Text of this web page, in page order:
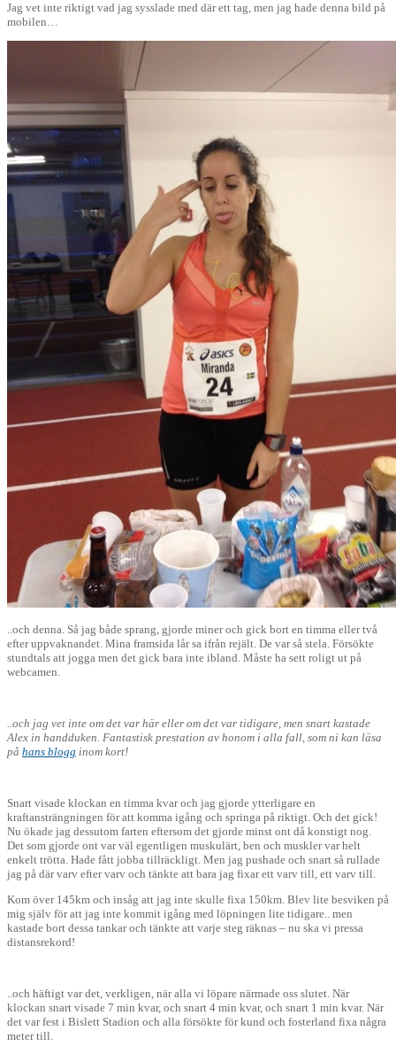
Jag vet inte riktigt vad jag sysslade med där ett tag, men jag hade denna bild på
mobilen…
..och denna. Så jag både sprang, gjorde miner och gick bort en timma eller två
efter uppvaknandet. Mina framsida lår sa ifrån rejält. De var så stela. Försökte
stundtals att jogga men det gick bara inte ibland. Måste ha sett roligt ut på
webcamen.
..och jag vet inte om det var här eller om det var tidigare, men snart kastade
Alex in handduken. Fantastisk prestation av honom i alla fall, som ni kan läsa
på hans blogg inom kort!
Snart visade klockan en timma kvar och jag gjorde ytterligare en
kraftansträngningen för att komma igång och springa på riktigt. Och det gick!
Nu ökade jag dessutom farten eftersom det gjorde minst ont då konstigt nog.
Det som gjorde ont var väl egentligen muskulärt, ben och muskler var helt
enkelt trötta. Hade fått jobba tillräckligt. Men jag pushade och snart så rullade
jag på där varv efter varv och tänkte att bara jag fixar ett varv till, ett varv till.
Kom över 145km och insåg att jag inte skulle fixa 150km. Blev lite besviken på
mig själv för att jag inte kommit igång med löpningen lite tidigare.. men
kastade bort dessa tankar och tänkte att varje steg räknas – nu ska vi pressa
distansrekord!
..och häftigt var det, verkligen, när alla vi löpare närmade oss slutet. När
klockan snart visade 7 min kvar, och snart 4 min kvar, och snart 1 min kvar. När
det var fest i Bislett Stadion och alla försökte för kund och fosterland fixa några
meter till.